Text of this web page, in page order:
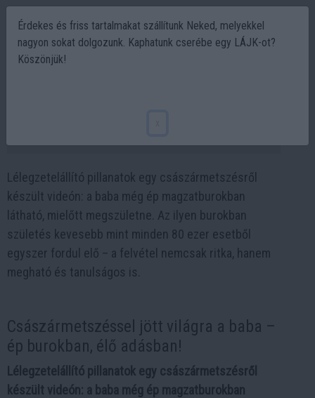
Lélegzetelállító pillanatok egy császármetszésről
készült videón: a baba még ép magzatburokban
látható, mielőtt megszületne. Az ilyen burokban
születés kevesebb mint minden 80 ezer esetből
egyszer fordul elő – a felvétel nemcsak ritka, hanem
megható és tanulságos is.
Császármetszéssel jött világra a baba –
ép burokban, élő adásban!
Lélegzetelállító pillanatok egy császármetszésről
készült videón: a baba még ép magzatburokban
Érdekes és friss tartalmakat szállítunk Neked, melyekkel
nagyon sokat dolgozunk. Kaphatunk cserébe egy LÁJK-ot?
Köszönjük!